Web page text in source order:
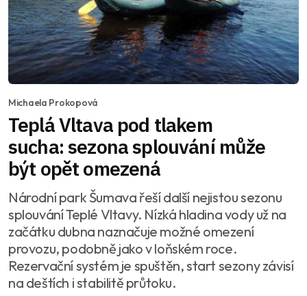
Michaela Prokopová
Teplá Vltava pod tlakem
sucha: sezona splouvání může
být opět omezená
Národní park Šumava řeší další nejistou sezonu
splouvání Teplé Vltavy. Nízká hladina vody už na
začátku dubna naznačuje možné omezení
provozu, podobně jako v loňském roce.
Rezervační systém je spuštěn, start sezony závisí
na deštích i stabilitě průtoku.